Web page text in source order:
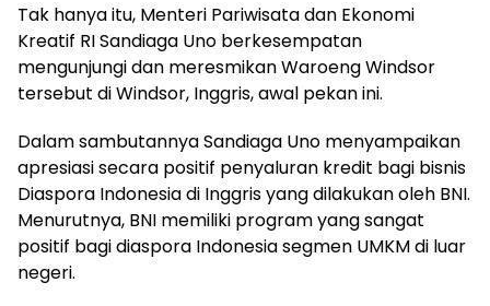
Tak hanya itu, Menteri Pariwisata dan Ekonomi
Kreatif RI Sandiaga Uno berkesempatan
mengunjungi dan meresmikan Waroeng Windsor
tersebut di Windsor, Inggris, awal pekan ini.
Dalam sambutannya Sandiaga Uno menyampaikan
apresiasi secara positif penyaluran kredit bagi bisnis
Diaspora Indonesia di Inggris yang dilakukan oleh BNI.
Menurutnya, BNI memiliki program yang sangat
positif bagi diaspora Indonesia segmen UMKM di luar
negeri.